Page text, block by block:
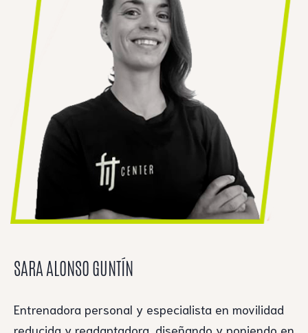
SARA ALONSO GUNTÍN
Entrenadora personal y especialista en movilidad
reducida y readaptadora, diseñando y poniendo en